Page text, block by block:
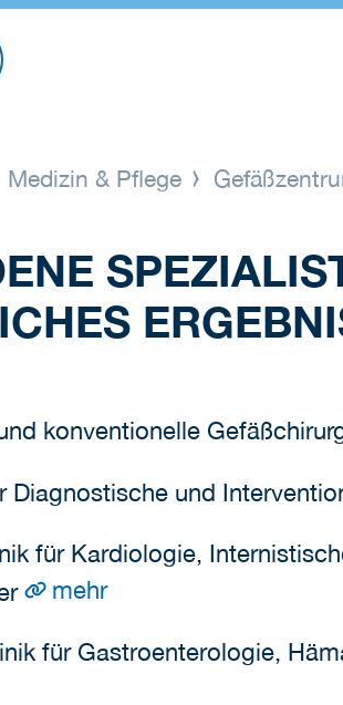
Medizin & Pflege
konventionelle
Diagnostische und
für Kardiologie,
mehr
für Gastroenterologie,